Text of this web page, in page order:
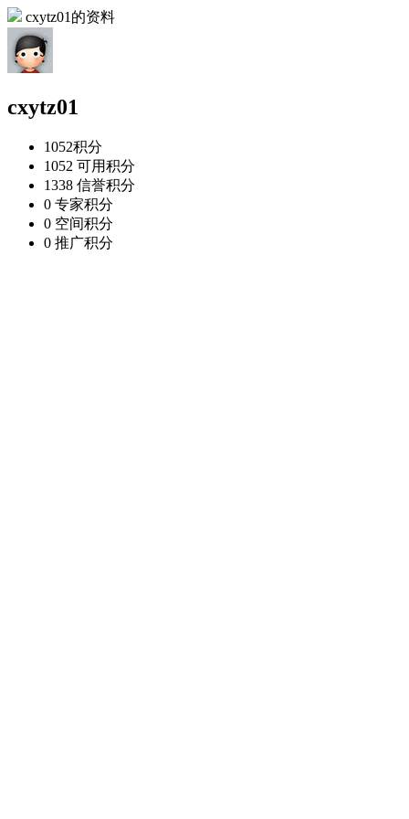
cxytz01的资料
cxytz01
1052积分
1052 可用积分
1338 信誉积分
0 专家积分
0 空间积分
0 推广积分